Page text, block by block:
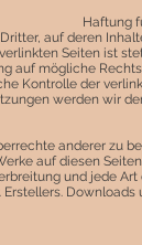
Haftung
auf deren
Seiten ist
auf mögliche
Kontrolle der
werden wir
anderer zu
auf diesen
und jede